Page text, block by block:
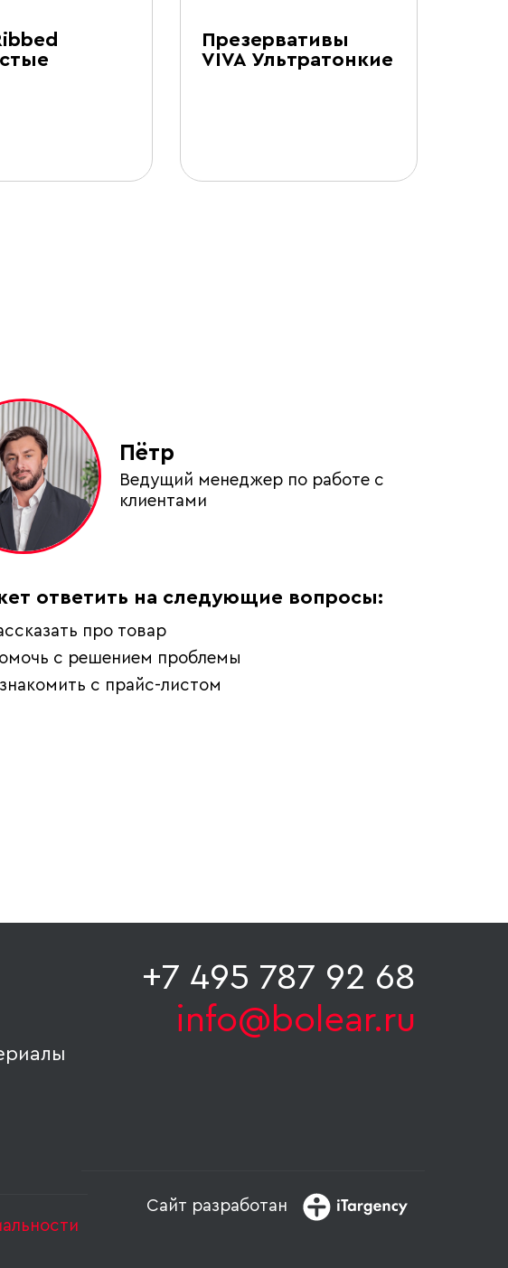
Презервативы
VIVA Ультратонкие
Пётр
Ведущий менеджер по работе с
клиентами
ответить на следующие вопросы:
про товар
с решением проблемы
с прайс-листом
+7 495 787 92 68
info@bolear.ru
Сайт разработан